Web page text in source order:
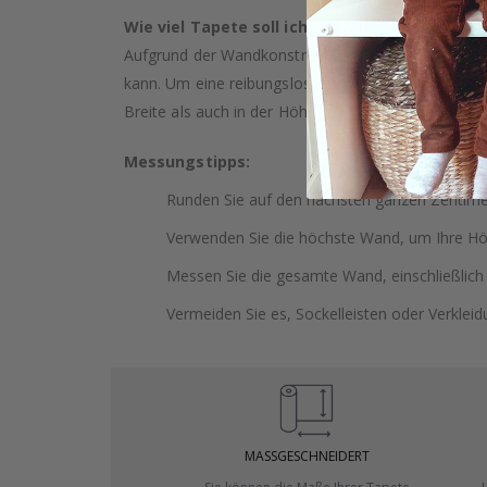
Wie viel Tapete soll ich kaufen?
Aufgrund der Wandkonstruktion und möglicher
kann. Um eine reibungslose Installation zu
Breite als auch in der Höhe zu wählen. Dies
Messungstipps:
Runden Sie auf den nächsten ganzen
Verwenden Sie die höchste Wand, um Ihre
Messen Sie die gesamte Wand,
Vermeiden Sie es, Sockelleisten oder
MASSGESCHNEIDERT